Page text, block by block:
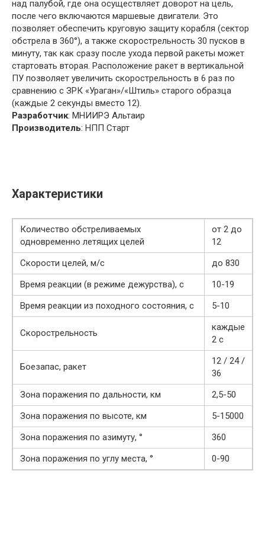
над палубой, где она осуществляет доворот на цель,
после чего включаются маршевые двигатели. Это
позволяет обеспечить круговую защиту корабля (сектор
обстрела в 360°), а также скорострельность 30 пусков в
минуту, так как сразу после ухода первой ракеты может
стартовать вторая. Расположение ракет в вертикальной
ПУ позволяет увеличить скорострельность в 6 раз по
сравнению с ЗРК «Ураган»/«Штиль» старого образца
(каждые 2 секунды вместо 12).
Разработчик: МНИИРЭ Альтаир
Производитель: НПП Старт
Характеристики
Количество обстреливаемых
одновременно летящих целей
от 2 до
12
Скорости целей, м/c
до 830
Время реакции (в режиме дежурства), c
10-19
Время реакции из походного состояния, с
5-10
Скорострельность
каждые
2 с
Боезапас, ракет
12 / 24 /
36
Зона поражения по дальности, км
2,5-50
Зона поражения по высоте, км
5-15000
Зона поражения по азимуту, °
360
Зона поражения по углу места, °
0-90